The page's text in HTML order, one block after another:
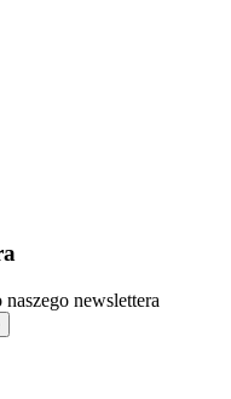
newslettera